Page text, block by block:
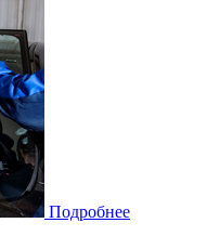
Подробнее